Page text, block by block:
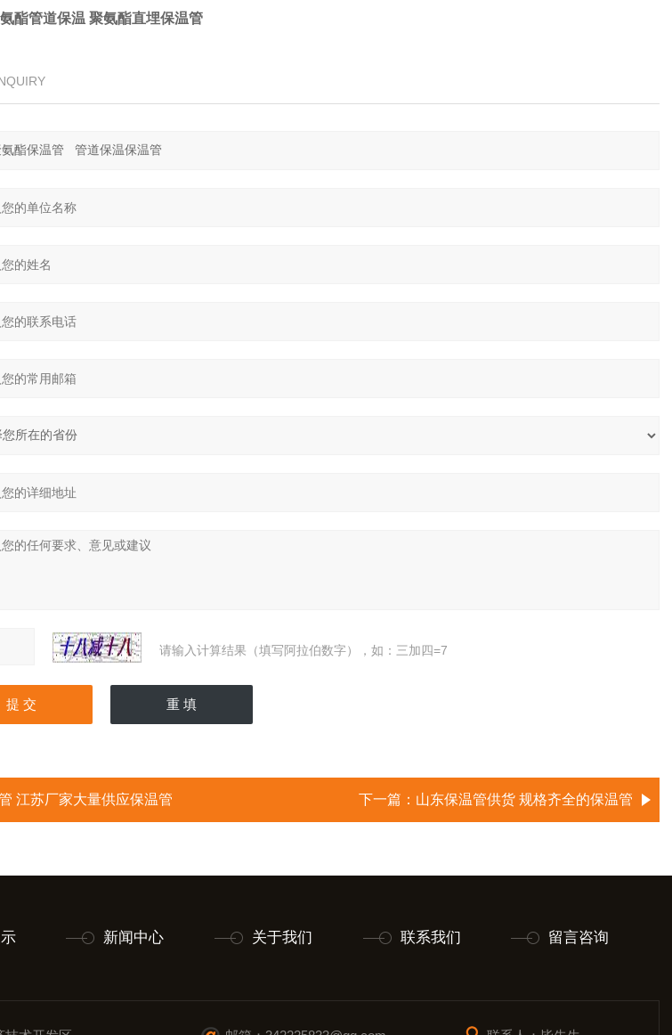
酯管道保温 聚氨酯直埋保温管
请输入计算结果（填写阿拉伯数字），如：三加四=7
江苏厂家大量供应保温管 下一篇： 山东保温管供货 规格齐全的保温管
新闻中心 关于我们 联系我们 留言咨询